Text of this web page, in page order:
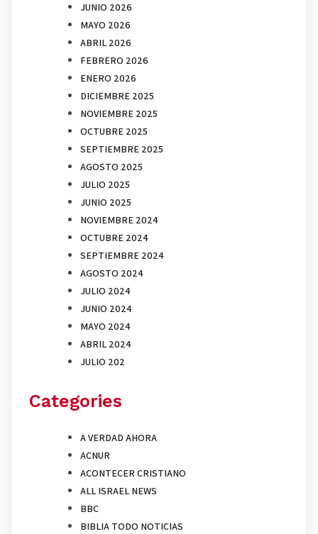
JUNIO 2026
MAYO 2026
ABRIL 2026
FEBRERO 2026
ENERO 2026
DICIEMBRE 2025
NOVIEMBRE 2025
OCTUBRE 2025
SEPTIEMBRE 2025
AGOSTO 2025
JULIO 2025
JUNIO 2025
NOVIEMBRE 2024
OCTUBRE 2024
SEPTIEMBRE 2024
AGOSTO 2024
JULIO 2024
JUNIO 2024
MAYO 2024
ABRIL 2024
JULIO 202
Categories
A VERDAD AHORA
ACNUR
ACONTECER CRISTIANO
ALL ISRAEL NEWS
BBC
BIBLIA TODO NOTICIAS